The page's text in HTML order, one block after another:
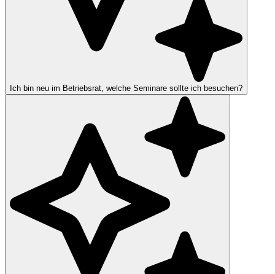
Ich bin neu im Betriebsrat, welche Seminare sollte ich besuchen?